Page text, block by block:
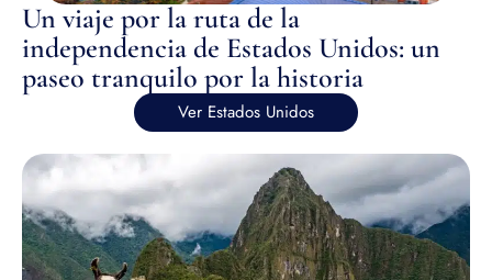
Un viaje por la ruta de la
independencia de Estados Unidos: un
paseo tranquilo por la historia
Ver Estados Unidos